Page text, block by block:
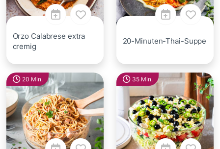
Orzo Calabrese extra
cremig
20-Minuten-Thai-Suppe
20 Min. 35 Min.